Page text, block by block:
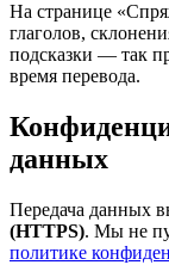
На странице
глаголов,
подсказки — так
время перевода.
данных
Передача данных
(HTTPS). Мы не
политике